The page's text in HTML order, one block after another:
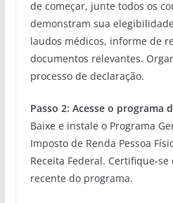
de começar, junte todos os
demonstram sua
laudos médicos, informe de
documentos relevantes.
processo de declaração.
Passo 2: Acesse o programa
Baixe e instale o Programa
Imposto de Renda Pessoa
Receita Federal. Certifique-
recente do programa.